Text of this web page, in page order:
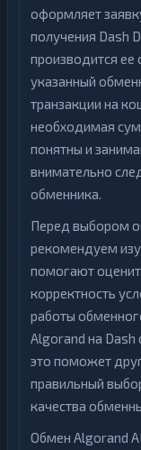
оформляет
получения Dash
производится
указанный
транзакции на
необходимая
понятны и
внимательно
обменника.
Перед выбором
рекомендуем
помогают
корректность
работы
Algorand на Dash
это поможет
правильный
качества
Обмен Algorand